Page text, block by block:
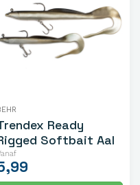
Ready
Softbait Aal